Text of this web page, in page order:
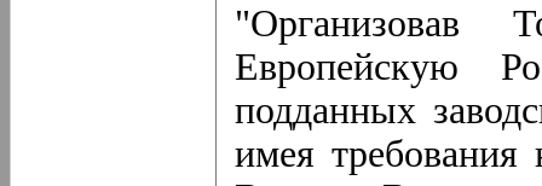
"Организовав
Европейскую
подданных
имея требования